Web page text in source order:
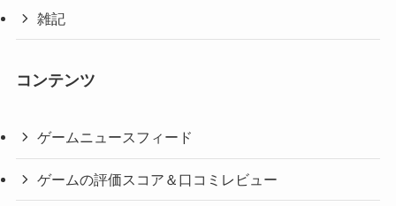
雑記
コンテンツ
ゲームニュースフィード
ゲームの評価スコア＆口コミレビュー